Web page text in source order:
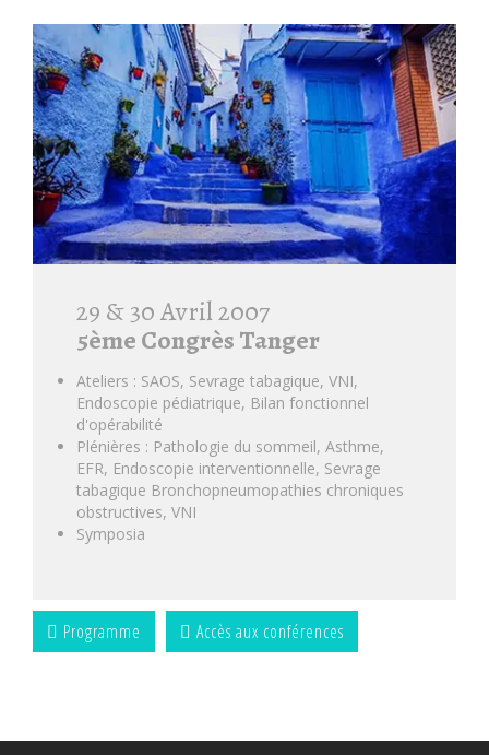
29 & 30 Avril 2007
5ème Congrès Tanger
Ateliers : SAOS, Sevrage tabagique, VNI,
Endoscopie pédiatrique, Bilan fonctionnel
d'opérabilité
Plénières : Pathologie du sommeil, Asthme,
EFR, Endoscopie interventionnelle, Sevrage
tabagique Bronchopneumopathies chroniques
obstructives, VNI
Symposia
Programme Accès aux conférences